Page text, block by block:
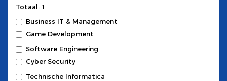
Totaal: 1
Business IT & Management
Game Development
Software Engineering
Cyber Security
Technische Informatica